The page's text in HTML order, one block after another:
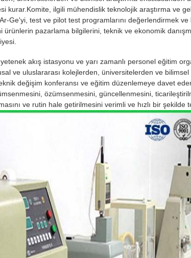
kurar.Komite, ilgili mühendislik teknolojik araştırma ve
Ge'yi, test ve pilot test programlarını değerlendirmek
ürünlerin pazarlama bilgilerini, teknik ve ekonomik
akış istasyonu ve yarı zamanlı personel eğitim
ve uluslararası kolejlerden, üniversitelerden ve
değişim konferansı ve eğitim düzenlemeye davet
özümsenmesini, güncellenmesini,
ve rutin hale getirilmesini verimli ve hızlı bir